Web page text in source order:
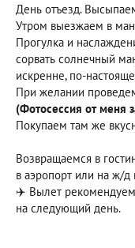
День отъезд.
Утром выезжаем в
Прогулка и
сорвать солнечный
искренне, по-
При желании
(Фотосессия от меня
Покупаем там же
Возвращаемся в
в аэропорт или на ж/д
✈️ Вылет рекомендуем
на следующий день.